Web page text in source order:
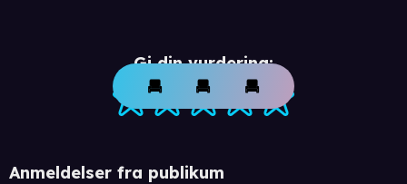
Gi din vurdering:
Anmeldelser fra publikum